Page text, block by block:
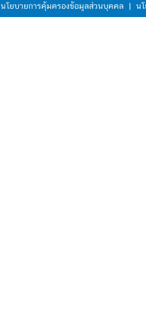
นโยบายการคุ้มครองข้อมูลส่วนบุคคล | น